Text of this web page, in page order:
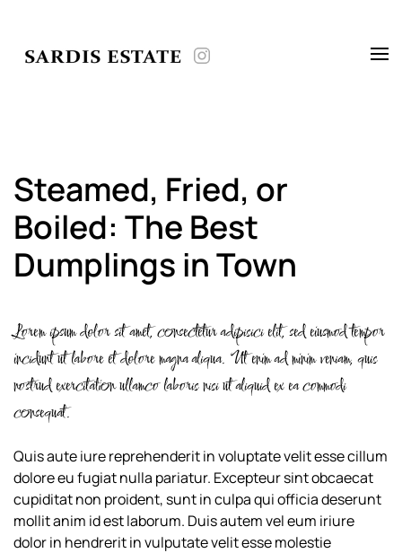
Skip to main content
Steamed, Fried, or
Boiled: The Best
Dumplings in Town
Lorem ipsum dolor sit amet, consectetur adipisici elit, sed eiusmod tempor
incidunt ut labore et dolore magna aliqua. Ut enim ad minim veniam, quis
nostrud exercitation ullamco laboris nisi ut aliquid ex ea commodi
consequat.
Quis aute iure reprehenderit in voluptate velit esse cillum
dolore eu fugiat nulla pariatur. Excepteur sint obcaecat
cupiditat non proident, sunt in culpa qui officia deserunt
mollit anim id est laborum. Duis autem vel eum iriure
dolor in hendrerit in vulputate velit esse molestie